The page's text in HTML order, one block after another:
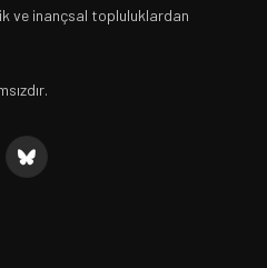
ve inançsal topluluklardan
Bluesky